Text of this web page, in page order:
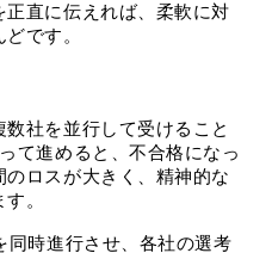
正直に伝えれば、柔軟に対
です。
社を並行して受けること
て進めると、不合格になっ
ロスが大きく、精神的な
。
同時進行させ、各社の選考